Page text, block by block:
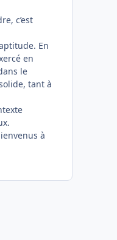
c’est
En
en
le
tant à
à